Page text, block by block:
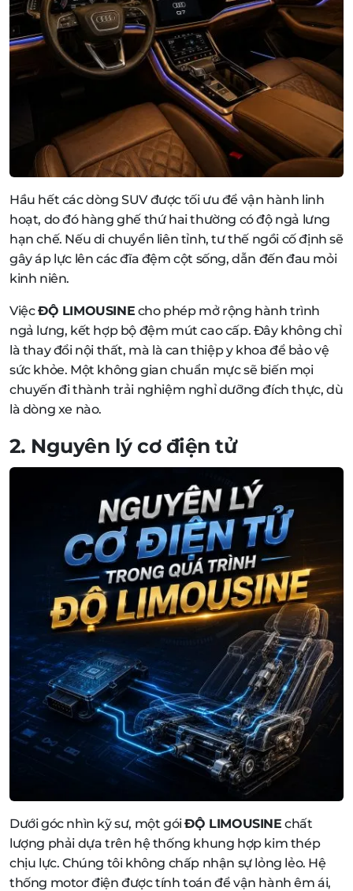
Hầu hết các dòng SUV được tối ưu để vận hành linh
hoạt, do đó hàng ghế thứ hai thường có độ ngả lưng
hạn chế. Nếu di chuyển liên tỉnh, tư thế ngồi cố định sẽ
gây áp lực lên các đĩa đệm cột sống, dẫn đến đau mỏi
kinh niên.
ViệcĐỘ LIMOUSINE cho phép mở rộng hành trình
ngả lưng, kết hợp bộ đệm mút cao cấp. Đây không chỉ
là thay đổi nội thất, mà là can thiệp y khoa để bảo vệ
sức khỏe. Một không gian chuẩn mực sẽ biến mọi
chuyến đi thành trải nghiệm nghỉ dưỡng đích thực, dù
là dòng xe nào.
2. Nguyên lý cơ điện tử
Dưới góc nhìn kỹ sư, một góiĐỘ LIMOUSINE chất
lượng phải dựa trên hệ thống khung hợp kim thép
chịu lực. Chúng tôi không chấp nhận sự lỏng lẻo. Hệ
thống motor điện được tính toán để vận hành êm ái,